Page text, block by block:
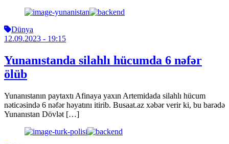
Dünya
12.09.2023 - 19:15
Yunanıstanda silahlı hücumda 6 nəfər
ölüb
Yunanıstanın paytaxtı Afinaya yaxın Artemidada silahlı hücum
nəticəsində 6 nəfər həyatını itirib. Busaat.az xəbər verir ki, bu barədə
Yunanıstan Dövlət […]